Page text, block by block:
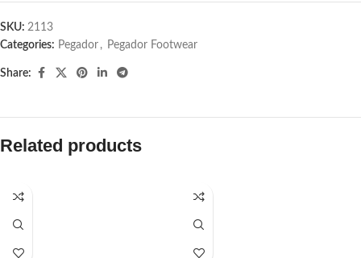
SKU: 2113
Categories: Pegador​ , Pegador Footwear
Share:
Related products